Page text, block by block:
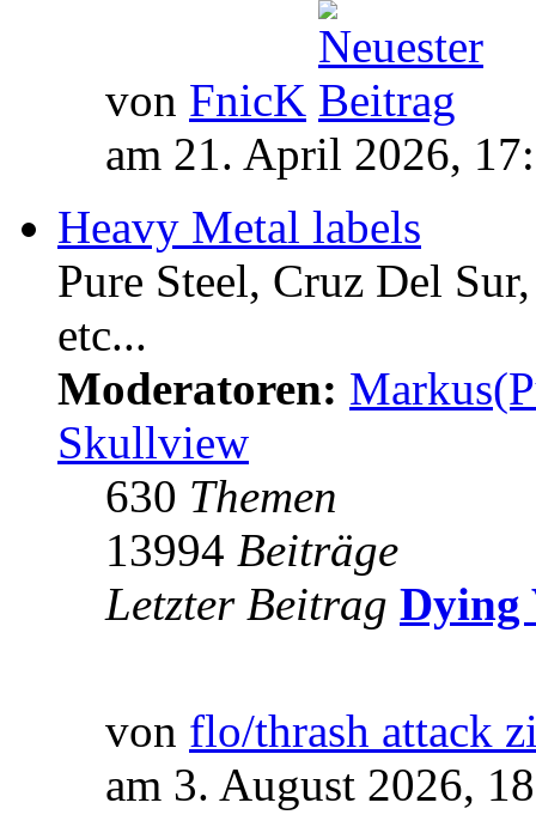
von FnicK
am 21. April 2026,
Heavy Metal labels
Pure Steel, Cruz Del
etc...
Moderatoren:
Skullview
630 Themen
13994 Beiträge
Letzter Beitrag Dying
von flo/thrash attack
am 3. August 2026,